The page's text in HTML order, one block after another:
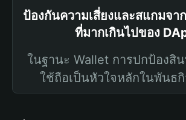
ป้องกันความเสี่ยงและสแกมจ
ที่มากเกินไปของ
ในฐานะ Wallet การปกป้องสิ
ใช้ถือเป็นหัวใจหลักในพันธกิ